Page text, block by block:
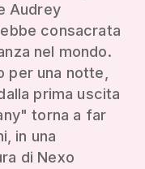
Audrey
consacrata
nel mondo.
per una notte,
prima uscita
torna a far
in una
di Nexo